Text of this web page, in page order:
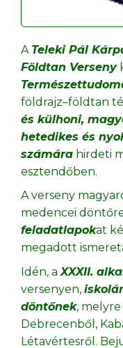
A Teleki Pál
Földtan Verseny
földrajz–földtan
és külhoni,
hetedikes és
számára hirdeti
esztendőben.
A verseny
medencei
feladatlapokat
megadott
Idén, aXXXII.
versenyen,
döntőnek,
Debrecenből,
Létavértesről.